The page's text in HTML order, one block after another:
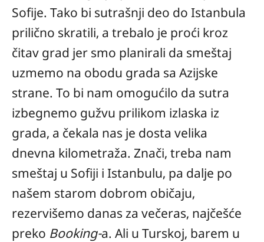
Sofije. Tako bi sutrašnji deo do Istanbula
prilično skratili, a trebalo je proći kroz
čitav grad jer smo planirali da smeštaj
uzmemo na obodu grada sa Azijske
strane. To bi nam omogućilo da sutra
izbegnemo gužvu prilikom izlaska iz
grada, a čekala nas je dosta velika
dnevna kilometraža. Znači, treba nam
smeštaj u Sofiji i Istanbulu, pa dalje po
našem starom dobrom običaju,
rezervišemo danas za večeras, najčešće
preko Booking-a. Ali u Turskoj, barem u